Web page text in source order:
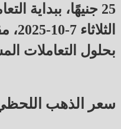
25 جنيهًا، ببداية
بحلول التعاملات
سعر الذهب